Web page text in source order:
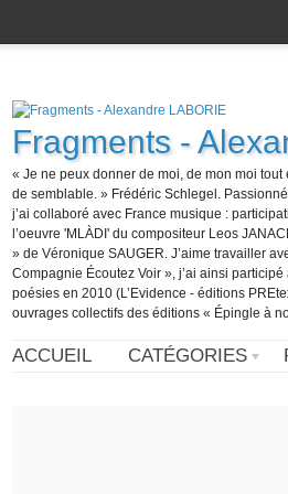
Fragments -
« Je ne peux donner de moi, de mon moi
de semblable. » Frédéric Schlegel.
j’ai collaboré avec France musique :
l’oeuvre 'MLÀDI' du compositeur Leos
» de Véronique SAUGER. J’aime travailler
Compagnie Écoutez Voir », j’ai ainsi
poésies en 2010 (L’Evidence - éditions
ouvrages collectifs des éditions « Épingle à
ACCUEIL CATÉGORIES